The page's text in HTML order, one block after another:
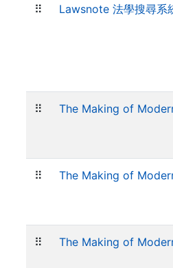
⠿ Lawsnote 法學搜尋系
⠿ The Making of
⠿ The Making of
⠿ The Making of